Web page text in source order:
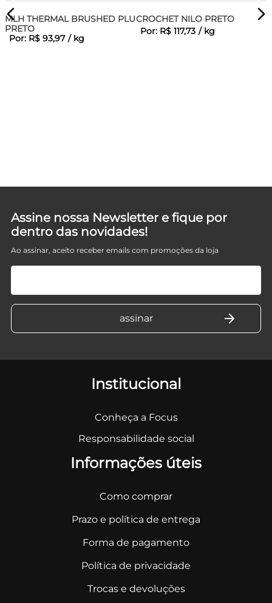
MLH THERMAL BRUSHED PLUS
PRETO
Por: R$ 93,97 / kg
CROCHET NILO PRETO
Por: R$ 117,73 / kg
Assine nossa Newsletter e fique por
dentro das novidades!
Ao assinar, aceito receber emails com promoções da loja
Institucional
Conheça a Focus
Responsabilidade social
Informações úteis
Como comprar
Prazo e política de entrega
Forma de pagamento
Política de privacidade
Trocas e devoluções